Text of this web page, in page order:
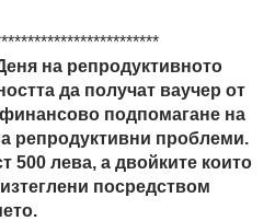
на репродуктивното
да получат ваучер от
подпомагане на
репродуктивни проблеми.
500 лева, а двойките които
посредством